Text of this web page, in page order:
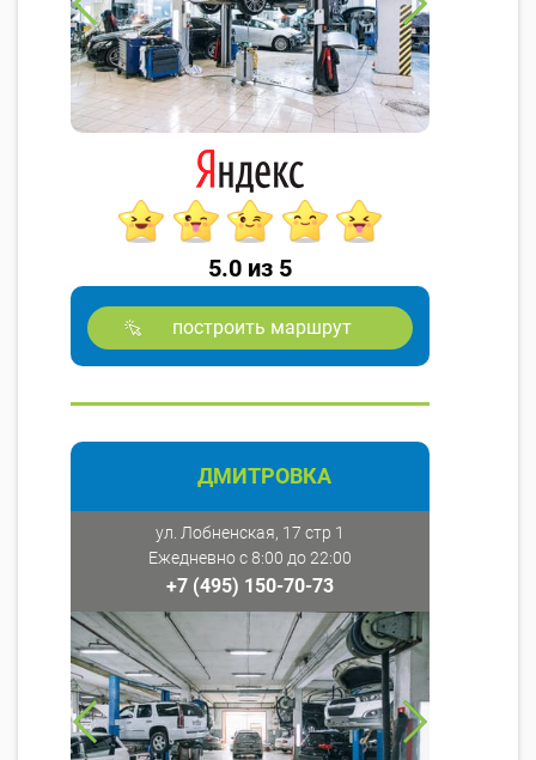
5.0 из 5
построить маршрут
ДМИТРОВКА
ул. Лобненская, 17 стр 1
Ежедневно с 8:00 до 22:00
+7 (495) 150-70-73